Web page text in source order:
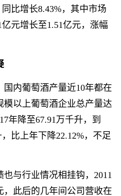
比增长8.43%，其中市场
元增长至1.51亿元，涨幅
内葡萄酒产量近10年都在
模以上葡萄酒企业总产量达
年降至67.91万千升，到
比上年下降22.12%，不足
与行业情况相挂钩，2011
，此后的几年间公司营收在